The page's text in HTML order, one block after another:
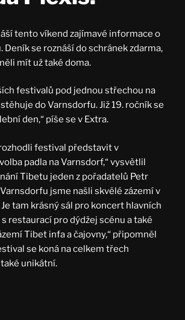
tento víkend zajímavé informace o
Deník se roznáší do schránek zdarma,
mít už také doma.
festivalů pod jednou střechou na
do Varnsdorfu. Již 19. ročník se
den,“ píše se v Extra.
festival představit v
padla na Varnsdorf,“ vysvětlil
Tibetu jeden z pořadatelů Petr
jsme našli skvělé zázemí v
tam krásný sál pro koncert hlavních
restaurací pro dýdžej scénu a také
Tibet infa a čajovny,“ připomněl
se koná na celkem třech
unikátní.